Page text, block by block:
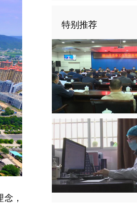
，
特别推荐